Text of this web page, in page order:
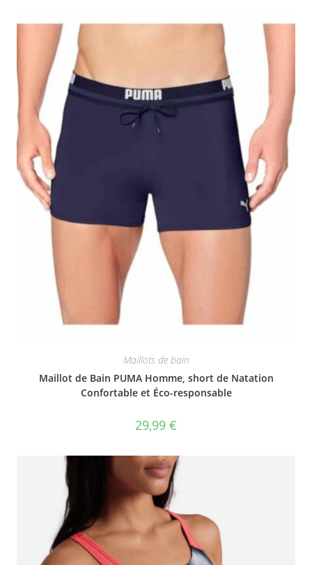
Maillots de bain
Maillot de Bain PUMA Homme, short de Natation
Confortable et Éco-responsable
29,99 €